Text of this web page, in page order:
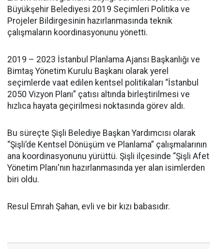
Büyükşehir Belediyesi 2019 Seçimleri Politika ve
Projeler Bildirgesinin hazırlanmasında teknik
çalışmaların koordinasyonunu yönetti.
2019 – 2023 İstanbul Planlama Ajansı Başkanlığı ve
Bimtaş Yönetim Kurulu Başkanı olarak yerel
seçimlerde vaat edilen kentsel politikaları “İstanbul
2050 Vizyon Planı” çatısı altında birleştirilmesi ve
hızlıca hayata geçirilmesi noktasında görev aldı.
Bu süreçte Şişli Belediye Başkan Yardımcısı olarak
“Şişli’de Kentsel Dönüşüm ve Planlama” çalışmalarının
ana koordinasyonunu yürüttü. Şişli ilçesinde “Şişli Afet
Yönetim Planı'nın hazırlanmasında yer alan isimlerden
biri oldu.
Resul Emrah Şahan, evli ve bir kızı babasıdır.